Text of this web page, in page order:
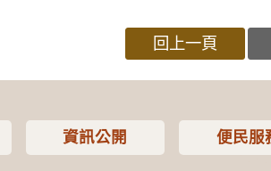
回上一頁
資訊公開 便民服